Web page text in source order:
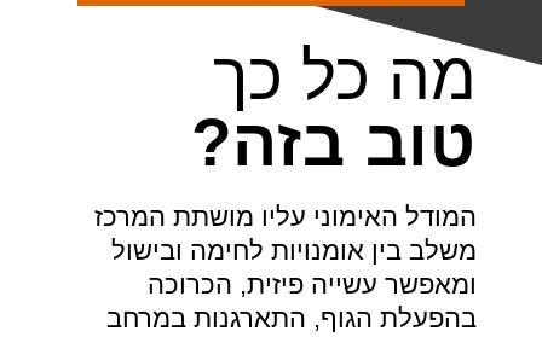
המודל האימוני עליו מושתת המרכז
משלב בין אומנויות לחימה ובישול
ומאפשר עשייה פיזית, הכרוכה
בהפעלת הגוף, התארגנות במרחב
מה כל כך
טוב בזה?